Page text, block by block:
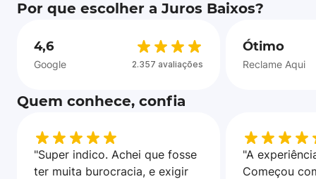
Por que escolher a Juros Baixos?
4,6
Google 2.357 avaliações
Ótimo
Reclame Aqui
Quem conhece, confia
"Super indico. Achei que fosse
ter muita burocracia, e exigir
"A
Começou